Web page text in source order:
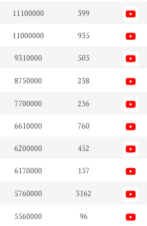
11100000 399
11000000 935
9310000 503
8750000 238
7700000 236
6610000 760
6200000 452
6170000 157
5760000 3162
5560000 96